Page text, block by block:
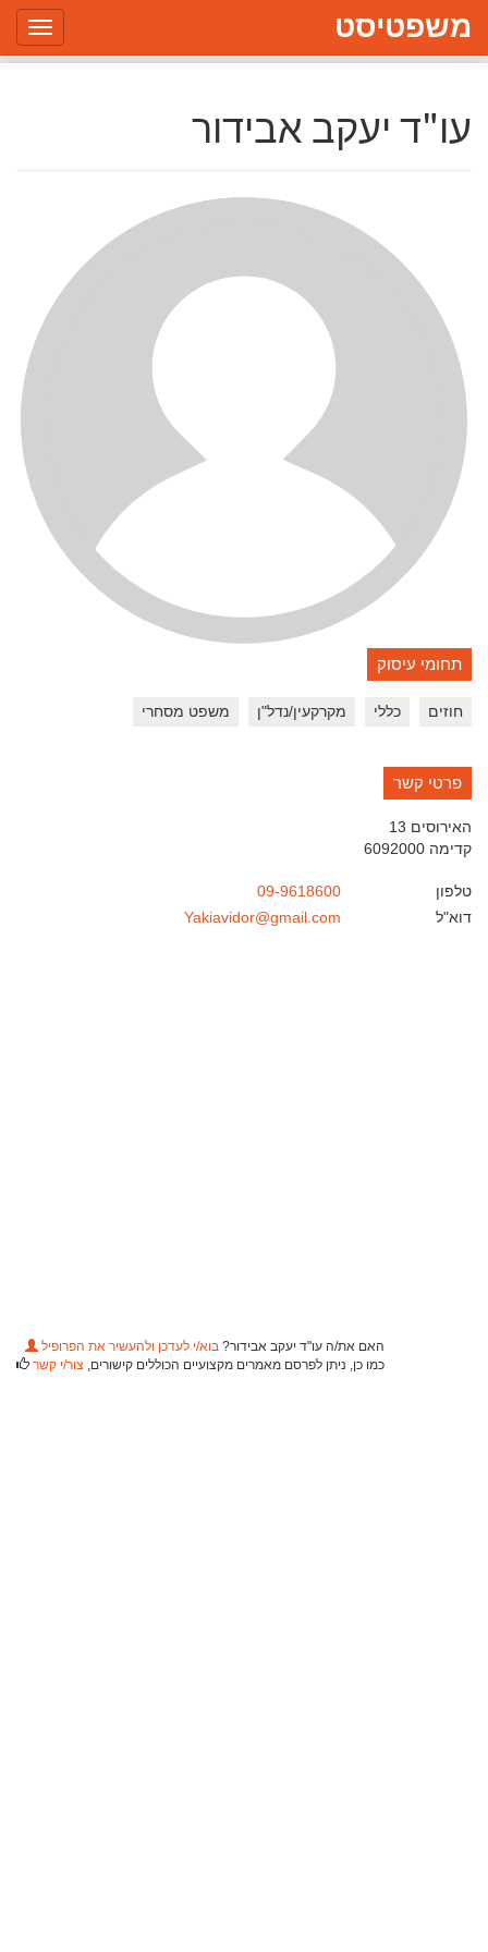
משפטיסט
עו"ד יעקב אבידור
תחומי עיסוק
חוזים כללי מקרקעין/נדל"ן משפט מסחרי
פרטי קשר
האירוסים 13
קדימה 6092000
טלפון
09-9618600
דוא"ל
Yakiavidor@gmail.com
האם את/ה עו"ד יעקב אבידור? בוא/י לעדכן ולהעשיר את הפרופיל
כמו כן, ניתן לפרסם מאמרים מקצועיים הכוללים קישורים, צור/י קשר